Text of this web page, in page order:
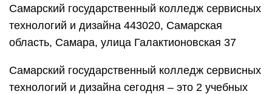
Самарский государственный колледж сервисных
технологий и дизайна 443020, Самарская
область, Самара, улица Галактионовская 37
Самарский государственный колледж сервисных
технологий и дизайна сегодня – это 2 учебных